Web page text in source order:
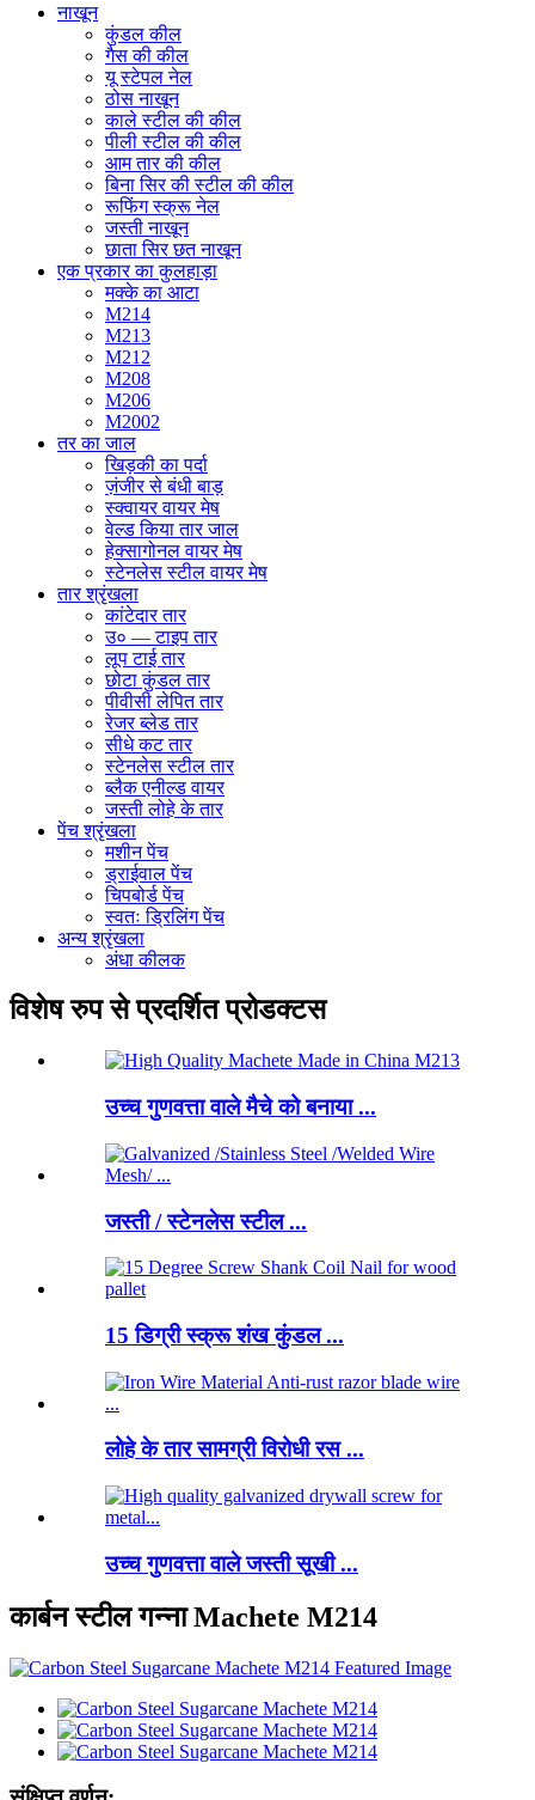
नाखून
कुंडल कील
गैस की कील
यू स्टेपल नेल
ठोस नाखून
काले स्टील की कील
पीली स्टील की कील
आम तार की कील
बिना सिर की स्टील की कील
रूफिंग स्क्रू नेल
जस्ती नाखून
छाता सिर छत नाखून
एक प्रकार का कुलहाड़ा
मक्के का आटा
M214
M213
M212
M208
M206
M2002
तर का जाल
खिड़की का पर्दा
ज़ंजीर से बंधी बाड़
स्क्वायर वायर मेष
वेल्ड किया तार जाल
हेक्सागोनल वायर मेष
स्टेनलेस स्टील वायर मेष
तार श्रृंखला
कांटेदार तार
उ० — टाइप तार
लूप टाई तार
छोटा कुंडल तार
पीवीसी लेपित तार
रेजर ब्लेड तार
सीधे कट तार
स्टेनलेस स्टील तार
ब्लैक एनील्ड वायर
जस्ती लोहे के तार
पेंच श्रृंखला
मशीन पेंच
ड्राईवाल पेंच
चिपबोर्ड पेंच
स्वतः ड्रिलिंग पेंच
अन्य श्रृंखला
अंधा कीलक
विशेष रुप से प्रदर्शित प्रोडक्टस
उच्च गुणवत्ता वाले मैचे को बनाया ...
जस्ती / स्टेनलेस स्टील ...
15 डिग्री स्क्रू शंख कुंडल ...
लोहे के तार सामग्री विरोधी रस ...
उच्च गुणवत्ता वाले जस्ती सूखी ...
कार्बन स्टील गन्ना Machete M214